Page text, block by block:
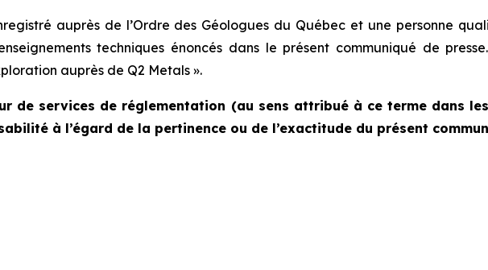
auprès de l’Ordre des Géologues du Québec et une personne
techniques énoncés dans le présent communiqué de
auprès de Q2 Metals ».
de services de réglementation (au sens attribué à ce terme dans
à l’égard de la pertinence ou de l’exactitude du présent